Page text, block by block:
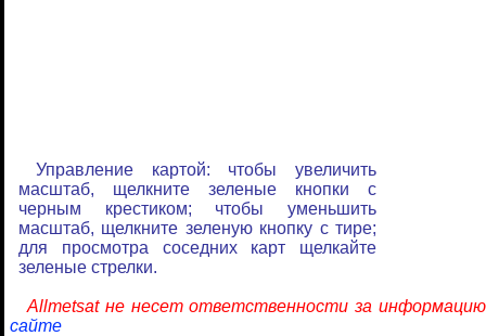
Управление картой: чтобы увеличить
масштаб, щелкните зеленые кнопки с
черным крестиком; чтобы уменьшить
масштаб, щелкните зеленую кнопку с тире;
для просмотра соседних карт щелкайте
зеленые стрелки.
Allmetsat не несет ответственности за
сайте